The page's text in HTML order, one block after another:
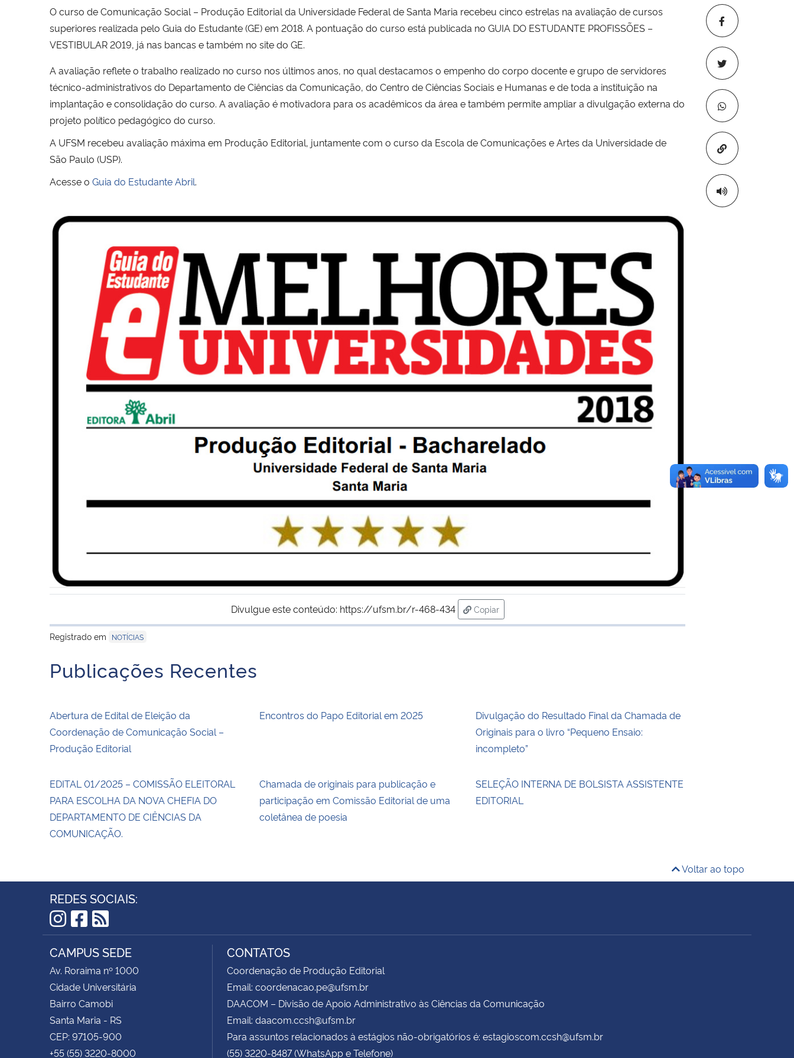
Copiar para
O curso de Comunicação Social – Produção Editorial da Universidade Federal de Santa Maria recebeu cinco estrelas na avaliação de cursos
superiores realizada pelo Guia do Estudante (GE) em 2018. A pontuação do curso está publicada no GUIA DO ESTUDANTE PROFISSÕES –
VESTIBULAR 2019, já nas bancas e também no site do GE.
A avaliação reflete o trabalho realizado no curso nos últimos anos, no qual destacamos o empenho do corpo docente e grupo de servidores
técnico-administrativos do Departamento de Ciências da Comunicação, do Centro de Ciências Sociais e Humanas e de toda a instituição na
implantação e consolidação do curso. A avaliação é motivadora para os acadêmicos da área e também permite ampliar a divulgação externa do
projeto político pedagógico do curso.
A UFSM recebeu avaliação máxima em Produção Editorial, juntamente com o curso da Escola de Comunicações e Artes da Universidade de
São Paulo (USP).
Acesse o Guia do Estudante Abril.
Divulgue este conteúdo: https://ufsm.br/r-468-434
Copiar
para área de transferência
Registrado em
NOTÍCIAS
Publicações Recentes
Abertura de Edital de Eleição da
Coordenação de Comunicação Social –
Produção Editorial
Encontros do Papo Editorial em 2025
Divulgação do Resultado Final da Chamada de
Originais para o livro “Pequeno Ensaio:
incompleto”
EDITAL 01/2025 – COMISSÃO ELEITORAL
PARA ESCOLHA DA NOVA CHEFIA DO
DEPARTAMENTO DE CIÊNCIAS DA
COMUNICAÇÃO.
Chamada de originais para publicação e
participação em Comissão Editorial de uma
coletânea de poesia
SELEÇÃO INTERNA DE BOLSISTA ASSISTENTE
EDITORIAL
Voltar ao topo
REDES SOCIAIS:
Instagram
Facebook
RSS
CAMPUS SEDE
Av. Roraima nº 1000
Cidade Universitária
Bairro Camobi
Santa Maria - RS
CEP: 97105-900
+55 (55) 3220-8000
CONTATOS
Coordenação de Produção Editorial
Email: coordenacao.pe@ufsm.br
DAACOM – Divisão de Apoio Administrativo às Ciências da Comunicação
Email: daacom.ccsh@ufsm.br
Para assuntos relacionados à estágios não-obrigatórios é: estagioscom.ccsh@ufsm.br
(55) 3220-8487 (WhatsApp e Telefone)